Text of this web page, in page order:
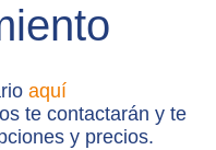
aquí
te contactarán y te
y precios.